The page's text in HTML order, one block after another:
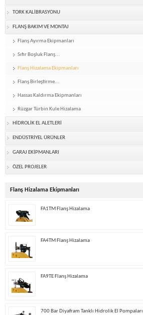
TORK KALİBRASYONU
FLANŞ BAKIM VE MONTAJ
Flanş Ayırma Ekipmanları
Sıfır Boşluk Flanş...
Flanş Hizalama Ekipmanları
Flanş Birleştirme...
Hassas Kaldırma Ekipmanları
Rüzgar Türbin Kule Hizalama
HİDROLİK EL ALETLERİ
ENDÜSTRİYEL ÜRÜNLER
GARAJ EKİPMANLARI
ÖZEL PROJELER
Flanş Hizalama Ekipmanları
FA1TM Flanş Hizalama
FA4TM Flanş Hizalama
FA9TE Flanş Hizalama
700 Bar Diyafram Tanklı Hidrolik El Pompaları